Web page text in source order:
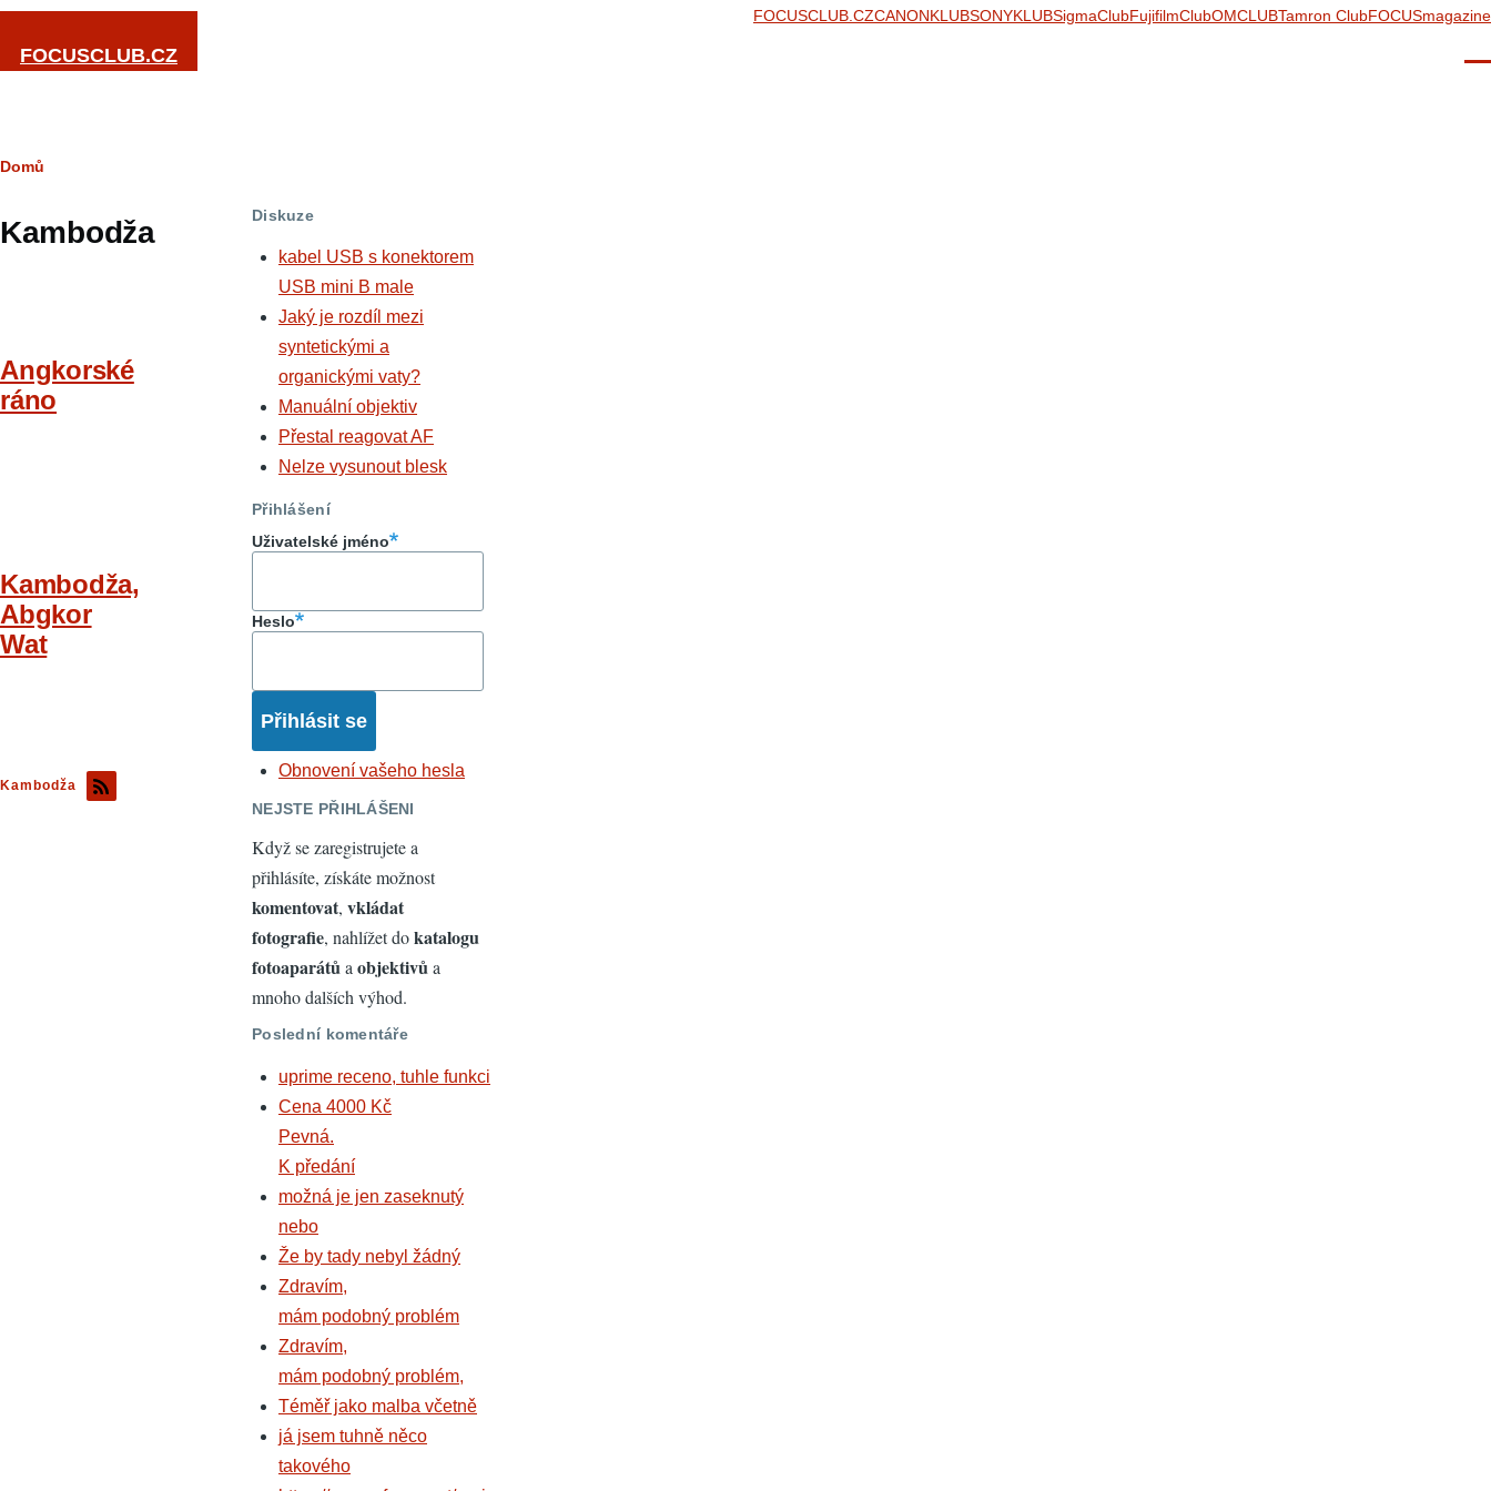
Přejít k hlavnímu obsahu
FOCUSCLUB.CZ
FOCUSCLUB.CZCANONKLUBSONYKLUBSigmaClubFujifilmClubOMCLUBTamron ClubFOCUSmagazine
Drobečková
Domů
Kambodža
Angkorské
ráno
Kambodža,
Abgkor
Wat
Kambodža
Diskuze
kabel USB s konektorem
USB mini B male
Jaký je rozdíl mezi
syntetickými a
organickými vaty?
Manuální objektiv
Přestal reagovat AF
Nelze vysunout blesk
Přihlášení
Uživatelské jméno
Heslo
Obnovení vašeho hesla
NEJSTE PŘIHLÁŠENI
Když se zaregistrujete a
přihlásíte, získáte možnost
komentovat, vkládat
fotografie, nahlížet dokatalogu
fotoaparátůa objektivůa
mnoho dalších výhod.
Poslední komentáře
uprime receno, tuhle funkci
Cena 4000 Kč
Pevná.
K předání
možná je jen zaseknutý
nebo
Že by tady nebyl žádný
Zdravím,
mám podobný problém
Zdravím,
mám podobný problém,
Téměř jako malba včetně
já jsem tuhně něco
takového